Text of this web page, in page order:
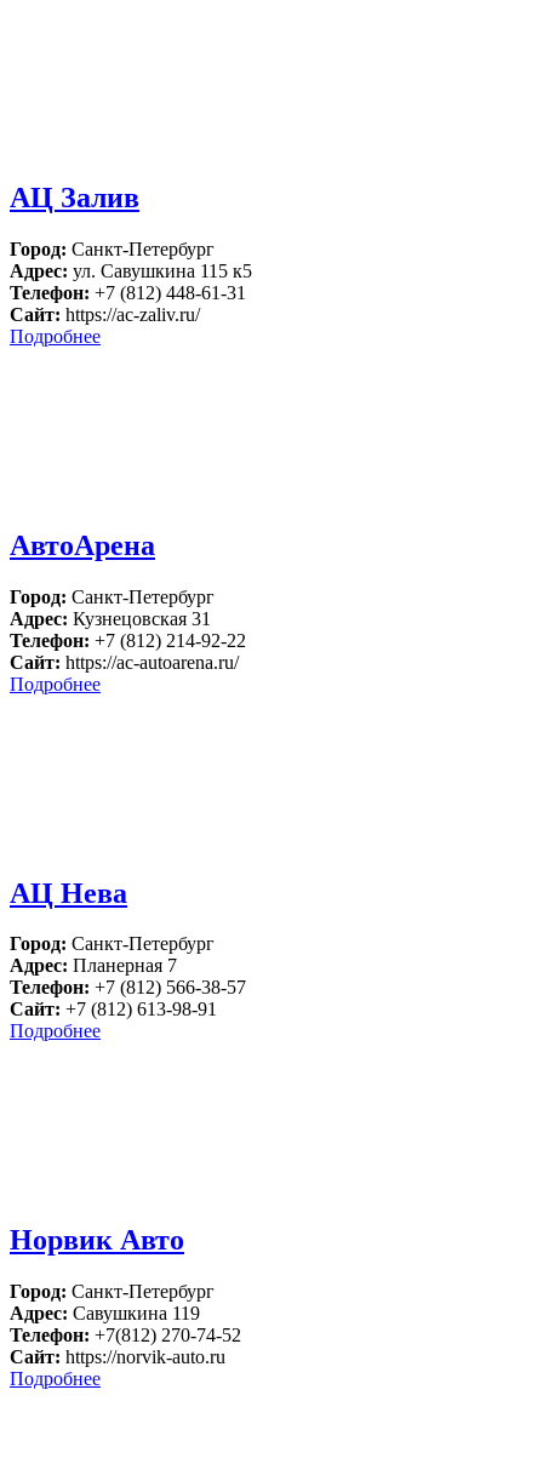
АЦ Залив
Город: Санкт-Петербург
Адрес: ул. Савушкина 115 к5
Телефон: +7 (812) 448-61-31
Сайт: https://ac-zaliv.ru/
Подробнее
АвтоАрена
Город: Санкт-Петербург
Адрес: Кузнецовская 31
Телефон: +7 (812) 214-92-22
Сайт: https://ac-autoarena.ru/
Подробнее
АЦ Нева
Город: Санкт-Петербург
Адрес: Планерная 7
Телефон: +7 (812) 566-38-57
Сайт: +7 (812) 613-98-91
Подробнее
Норвик Авто
Город: Санкт-Петербург
Адрес: Савушкина 119
Телефон: +7(812) 270-74-52
Сайт: https://norvik-auto.ru
Подробнее